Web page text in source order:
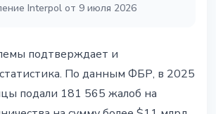
Interpol от 9 июля 2026
подтверждает и
По данным ФБР, в 2025
подали 181 565 жалоб на